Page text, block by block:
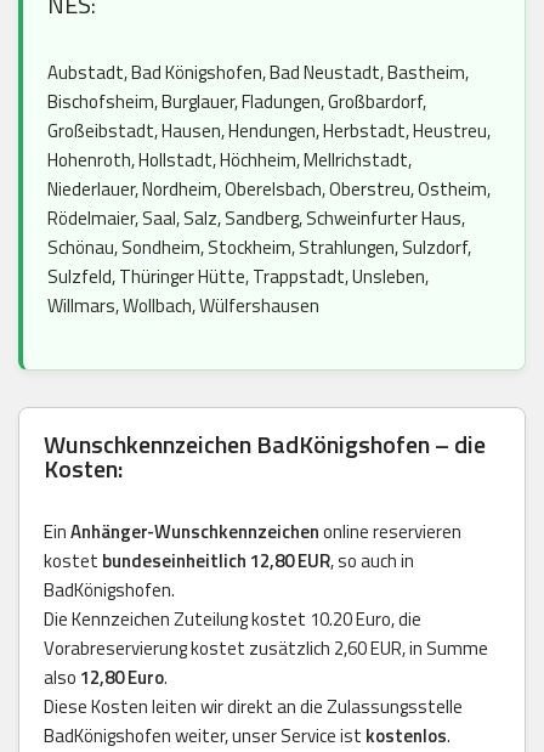
Aubstadt, Bad Königshofen, Bad Neustadt, Bastheim,
Bischofsheim, Burglauer, Fladungen, Großbardorf,
Großeibstadt, Hausen, Hendungen, Herbstadt, Heustreu,
Hohenroth, Hollstadt, Höchheim, Mellrichstadt,
Niederlauer, Nordheim, Oberelsbach, Oberstreu, Ostheim,
Rödelmaier, Saal, Salz, Sandberg, Schweinfurter Haus,
Schönau, Sondheim, Stockheim, Strahlungen, Sulzdorf,
Sulzfeld, Thüringer Hütte, Trappstadt, Unsleben,
Willmars, Wollbach, Wülfershausen
Wunschkennzeichen BadKönigshofen – die
Kosten:
EinAnhänger-Wunschkennzeichenonline reservieren
kostet bundeseinheitlich 12,80 EUR, so auch in
BadKönigshofen.
Die Kennzeichen Zuteilung kostet 10.20 Euro, die
Vorabreservierung kostet zusätzlich 2,60 EUR, in Summe
also 12,80 Euro.
Diese Kosten leiten wir direkt an die Zulassungsstelle
BadKönigshofen weiter, unser Service ist kostenlos.